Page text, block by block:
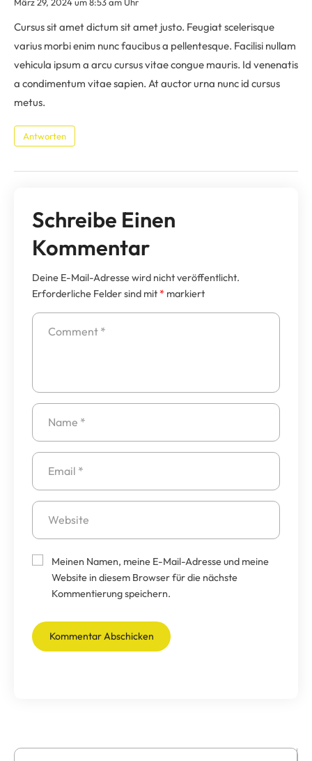
Cursus sit amet dictum sit amet justo. Feugiat scelerisque
varius morbi enim nunc faucibus a pellentesque. Facilisi nullam
vehicula ipsum a arcu cursus vitae congue mauris. Id venenatis
a condimentum vitae sapien. At auctor urna nunc id cursus
metus.
Antworten
Schreibe Einen
Kommentar
Deine E-Mail-Adresse wird nicht veröffentlicht.
Erforderliche Felder sind mit * markiert
Meinen Namen, meine E-Mail-Adresse und meine
Website in diesem Browser für die nächste
Kommentierung speichern.